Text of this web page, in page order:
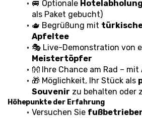
🚐 Optionale
als Paket gebucht)
🫖 Begrüßung mit
Apfeltee
Meistertöpfer
👐 Ihre Chance am Rad –
🎁 Möglichkeit, Ihr Stück als
Souvenir zu behalten oder
Höhepunkte der Erfahrung
Versuchen Sie